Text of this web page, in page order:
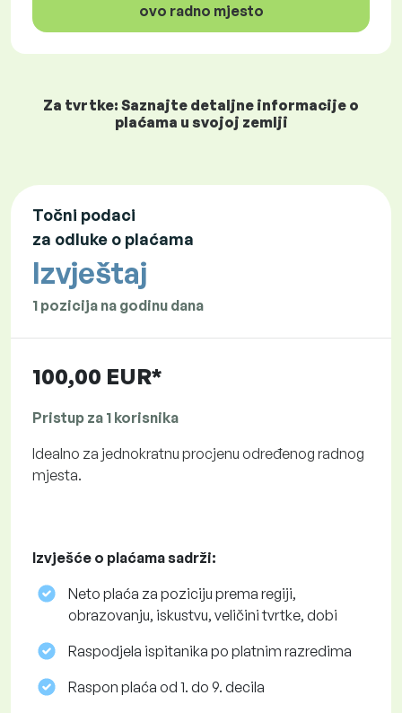
ovo radno mjesto
Za tvrtke: Saznajte detaljne informacije o
plaćama u svojoj zemlji
Točni podaci
za odluke o plaćama
Izvještaj
1 pozicija na godinu dana
100,00 EUR*
Pristup za 1 korisnika
Idealno za jednokratnu procjenu određenog radnog
mjesta.
Izvješće o plaćama sadrži:
Neto plaća za poziciju prema regiji,
obrazovanju, iskustvu, veličini tvrtke, dobi
Raspodjela ispitanika po platnim razredima
Raspon plaća od 1. do 9. decila